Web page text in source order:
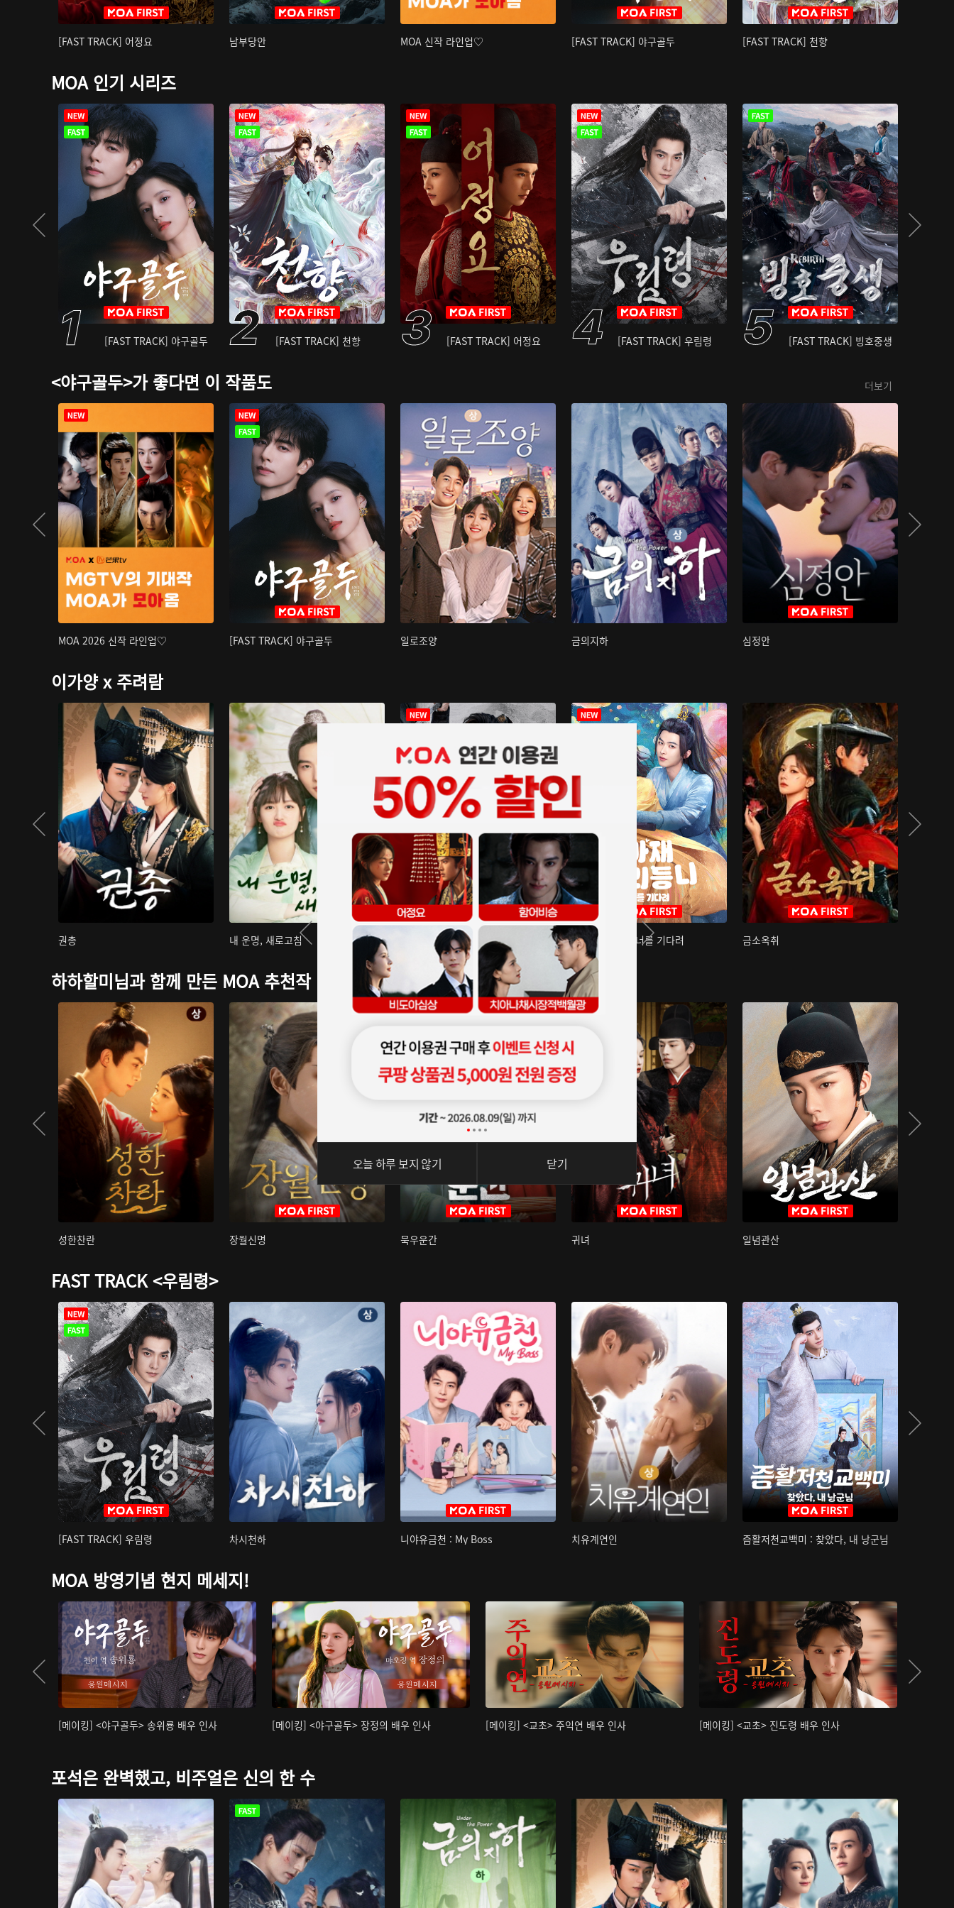
[FAST TRACK] 어정요 남부당안 MOA 신작 라인업♡ [FAST TRACK] 야구골두 [FAST TRACK] 천향
MOA 인기 시리즈
[FAST TRACK] 야구골두 [FAST TRACK] 천향 [FAST TRACK] 어정요 [FAST TRACK] 우림령 [FAST TRACK] 빙호중생
<야구골두>가 좋다면 이 작품도 더보기
MOA 2026 신작 라인업♡ [FAST TRACK] 야구골두 일로조양 금의지하 심정안
이가양 x 주려람
권총 내 운명, 새로고침 아재저리등니 : 너를 기다려 금소옥취
하하할미님과 함께 만든 MOA 추천작
성한찬란 장월신명 묵우운간 귀녀 일념관산
FAST TRACK <우림령>
[FAST TRACK] 우림령 차시천하 니야유금천 : My Boss 치유계연인 즘활저천교백미 : 찾았다, 내 낭군님
MOA 방영기념 현지 메세지!
[메이킹] <야구골두> 송위룡 배우 인사 [메이킹] <야구골두> 장정의 배우 인사 [메이킹] <교초> 주익연 배우 인사 [메이킹] <교초> 진도령 배우 인사
포석은 완벽했고, 비주얼은 신의 한 수
오늘 하루 보지 않기 닫기